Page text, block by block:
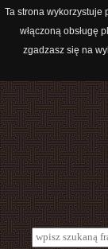
Ta strona wykorzystuje
włączoną obsługę
zgadzasz się na